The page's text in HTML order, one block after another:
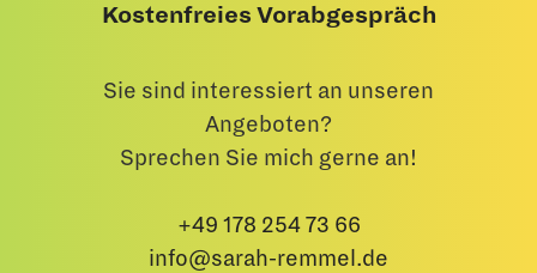
Kostenfreies Vorabgespräch
Sie sind interessiert an unseren
Angeboten?
Sprechen Sie mich gerne an!
+49 178 254 73 66
info@sarah-remmel.de